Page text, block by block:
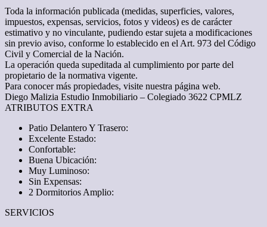
Toda la información publicada (medidas, superficies, valores,
impuestos, expensas, servicios, fotos y videos) es de carácter
estimativo y no vinculante, pudiendo estar sujeta a modificaciones
sin previo aviso, conforme lo establecido en el Art. 973 del Código
Civil y Comercial de la Nación.
La operación queda supeditada al cumplimiento por parte del
propietario de la normativa vigente.
Para conocer más propiedades, visite nuestra página web.
Diego Malizia Estudio Inmobiliario – Colegiado 3622 CPMLZ
ATRIBUTOS EXTRA
Patio Delantero Y Trasero:
Excelente Estado:
Confortable:
Buena Ubicación:
Muy Luminoso:
Sin Expensas:
2 Dormitorios Amplio:
SERVICIOS